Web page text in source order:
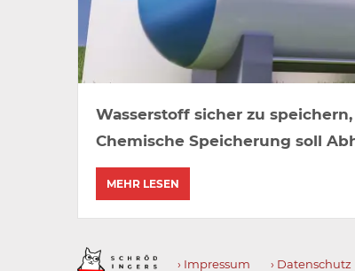
Wasserstoff sicher zu
Chemische Speicherung soll
MEHR LESEN
› Impressum › Datenschutz